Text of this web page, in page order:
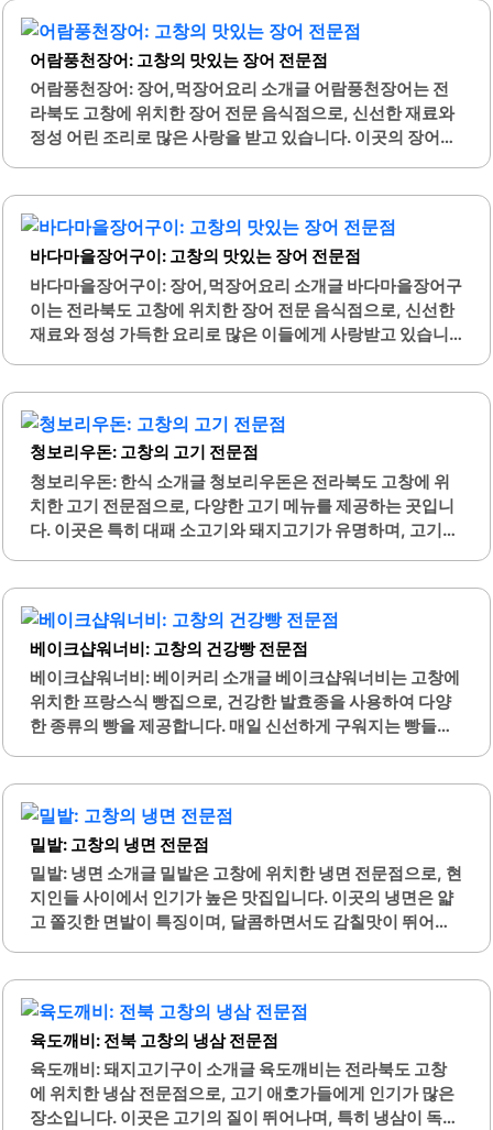
층이 함께 즐길 수 있는..
들이 편안하게 식사를 즐길 수 있도록 돕습니다.특히, 유리창
을 통해 보이는 갯벌 풍경은 식사 중 시각적인 즐거움을 더해
줍니다. 거북선숯불풍천장어는 어린이 메뉴도 제공하여 가
족 단위 손님들에게도 적합한 장소입니다. 이곳의 장어는 쫄
깃하고 담백한 맛이 일품이며, 다양한 소스와 함께 제공되어
더욱 풍부한 맛을 경험할 수 있습니다.또한, 복분자와 함께 즐
어람풍천장어: 고창의 맛있는 장어 전문점
어람풍천장어: 장어,먹장어요리 소개글 어람풍천장어는 전
라북도 고창에 위치한 장어 전문 음식점으로, 신선한 재료와
정성 어린 조리로 많은 사랑을 받고 있습니다. 이곳의 장어는
는 시원한 국물과 신선한 바지락이 어우러져 별미로 알려져
있습니다.이곳의 김치는 사장님이 직접 담그신 것으로, 깊은
맛을 자랑하며 반찬으로 제공됩니다. 어람풍천장어의 사장
님과 직원들은 친절하게 손님을 맞이하며, 장어를 직접 구워
주는 서비스로 편안한 식사를 제공합니다. 모든 재료는 국산
으로 사용되어 신뢰를 더하며, 고객들은 이 점에 대해 긍정적
바다마을장어구이: 고창의 맛있는 장어 전문점
바다마을장어구이: 장어,먹장어요리 소개글 바다마을장어구
이는 전라북도 고창에 위치한 장어 전문 음식점으로, 신선한
재료와 정성 가득한 요리로 많은 이들에게 사랑받고 있습니
더욱 맛있다는 평이 있으며, 셀프바에서 제공되는 깻잎과 장
아찌는 별미로 인기를 끌고 있습니다.바다마을장어구이는
동호해수욕장과 가까운 위치에 있어 식사 후 바닷가에서 산
책을 즐기기에도 적합합니다. 이곳은 가족 단위 방문객에게
도 적합한 메뉴 구성을 갖추고 있으며, 양도 넉넉하여 두 사람
이 함께 먹기에 충분한 양을 제공합니다. 또한, 직원들의 친절
특산물인 장어를 맛볼..
청보리우돈: 고창의 고기 전문점
청보리우돈: 한식 소개글 청보리우돈은 전라북도 고창에 위
치한 고기 전문점으로, 다양한 고기 메뉴를 제공하는 곳입니
다. 이곳은 특히 대패 소고기와 돼지고기가 유명하며, 고기의
넉넉한 양으로 제공되어 단체 모임이나 회식 장소로 적합합
니다. 매운 사이드 메뉴와의 조화가 뛰어나며, 고기 본연의 맛
을 느낄 수 있는 양념이 특징입니다. 직원들의 친절한 서비스
는 고객들에게 편안한 식사 경험을 제공합니다.수제김밥과
같은 별미 메뉴도 있어 식사를 마무리하는 데 좋습니다. 분위
기가 아늑하고 편안하여 가족 단위 방문객이나 친구들과의
만족스러운 식사를 제공합니다...
베이크샵워너비: 고창의 건강빵 전문점
베이크샵워너비: 베이커리 소개글 베이크샵워너비는 고창에
위치한 프랑스식 빵집으로, 건강한 발효종을 사용하여 다양
한 종류의 빵을 제공합니다. 매일 신선하게 구워지는 빵들은
뉴는 바삭한 겉과 촉촉한 속을 가지고 있어 많은 사랑을 받고
있습니다.또한, 초코케이크와 생크림케이크 등 다양한 디저
트도 마련되어 있어 특별한 날에 적합한 선택이 됩니다. 예약
주문이 가능하여 고객의 필요에 맞춘 맞춤형 서비스도 제공
됩니다. 사장님은 고객의 요구에 귀 기울이며, 항상 친절하게
응대하여 만족도를 높이고 있습니다.베이크샵워너비는 고창
는 소비자들에게..
밀밭: 고창의 냉면 전문점
밀밭: 냉면 소개글 밀밭은 고창에 위치한 냉면 전문점으로, 현
지인들 사이에서 인기가 높은 맛집입니다. 이곳의 냉면은 얇
고 쫄깃한 면발이 특징이며, 달콤하면서도 감칠맛이 뛰어난
드러움이 돋보입니다.밀밭에서는 비빔냉면과 곱배기를 주문
할 수 있으며, 이와 함께 제공되는 다양한 반찬들도 맛있습니
다. 특히, 육수는 단맛과 매콤함이 조화를 이루어 냉면과 함께
먹으면 더욱 맛있습니다. 주차 공간이 넉넉하여 방문하기 편
리하며, 메뉴 가격도 합리적입니다.이곳은 바쁜 시간대에도
빠른 서빙이 이루어져 대기 시간이 길지 않습니다. 여름철에
육도깨비: 전북 고창의 냉삼 전문점
육도깨비: 돼지고기구이 소개글 육도깨비는 전라북도 고창
에 위치한 냉삼 전문점으로, 고기 애호가들에게 인기가 많은
장소입니다. 이곳은 고기의 질이 뛰어나며, 특히 냉삼이 독보